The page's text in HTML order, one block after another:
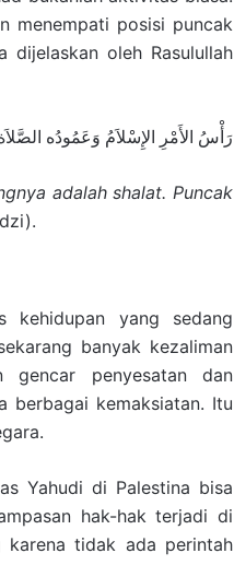
menempati posisi puncak
dijelaskan oleh Rasulullah
رَأْسُ الأَمْرِ الإِسْلاَمُ وَعَمُودُه
adalah shalat. Puncak
kehidupan yang sedang
banyak kezaliman
gencar penyesatan dan
berbagai kemaksiatan. Itu
Yahudi di Palestina bisa
hak-hak terjadi di
tidak ada perintah